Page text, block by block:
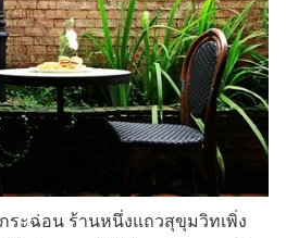
ระฉ่อน ร้านหนึ่งแถวสุขุมวิทเพิ่ง